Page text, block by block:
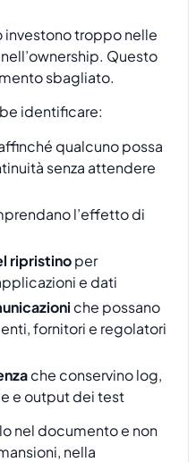
investono troppo nelle
Questo
sbagliato.
identificare:
qualcuno possa
senza attendere
l’effetto di
ripristinoper
e dati
che possano
fornitori e regolatori
che conservino log,
e output dei test
nel documento e non
nella